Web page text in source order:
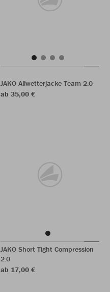
JAKO Allwetterjacke Team 2.0
ab 35,00 €
JAKO Short Tight Compression
2.0
ab 17,00 €